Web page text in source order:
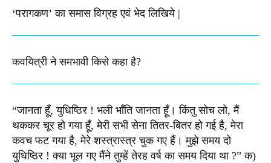
‘परागकण’ का समास विग्रह एवं भेद लिखिये |
कवयित्री ने समभावी किसे कहा है?
“जानता हूँ, युधिष्ठिर ! भली भाँति जानता हूँ। किंतु सोच लो, मैं
थककर चूर हो गया हूँ, मेरी सभी सेना तितर-बितर हो गई है, मेरा
कवच फट गया है, मेरे शस्‍त्रास्‍त्र चुक गए हैं। मुझे समय दो
युधिष्‍ठिर ! क्‍या भूल गए मैंने तुम्‍हें तेरह वर्ष का समय दिया था ?” क)